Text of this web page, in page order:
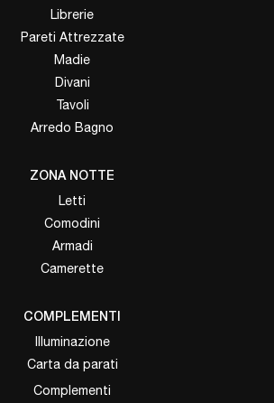
Librerie
Pareti Attrezzate
Madie
Divani
Tavoli
Arredo Bagno
ZONA NOTTE
Letti
Comodini
Armadi
Camerette
COMPLEMENTI
Illuminazione
Carta da parati
Complementi